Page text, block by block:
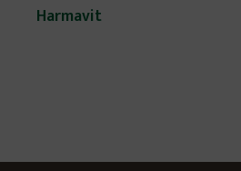
Harmavit